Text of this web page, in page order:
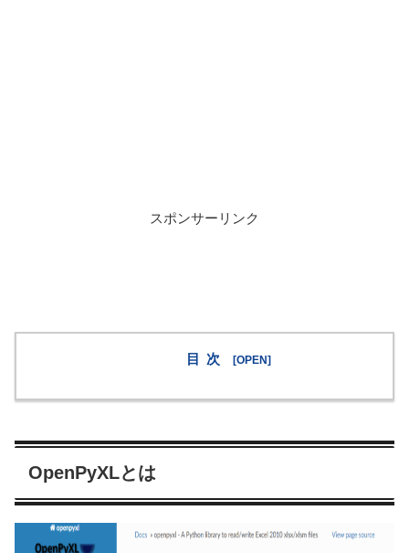
スポンサーリンク
目次
OpenPyXLとは